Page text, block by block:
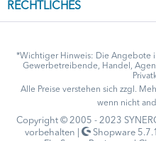
RECHTLICHES
*Wichtiger Hinweis: Die Angebote
Gewerbetreibende, Handel,
Alle Preise verstehen sich zzgl.
wenn nicht
Copyright © 2005 - 2023
vorbehalten |
Shopware